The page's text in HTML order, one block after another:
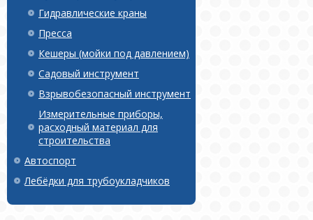
Гидравлические краны
Пресса
Кешеры (мойки под давлением)
Садовый инструмент
Взрывобезопасный инструмент
Измерительные приборы,
расходный материал для
строительства
Автоспорт
Лебёдки для трубоукладчиков